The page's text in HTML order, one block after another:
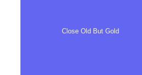
Close Old But Gold